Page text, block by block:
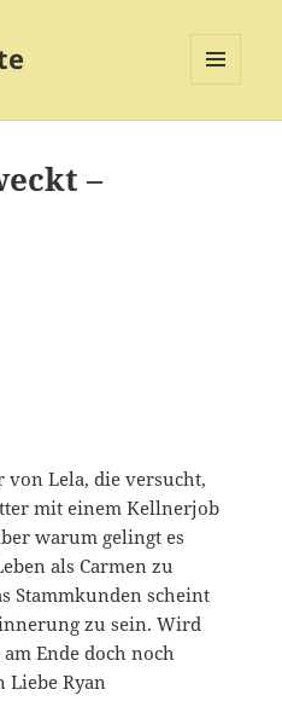
–
Lela, die versucht,
mit einem Kellnerjob
warum gelingt es
als Carmen zu
Stammkunden scheint
zu sein. Wird
Ende doch noch
Liebe Ryan